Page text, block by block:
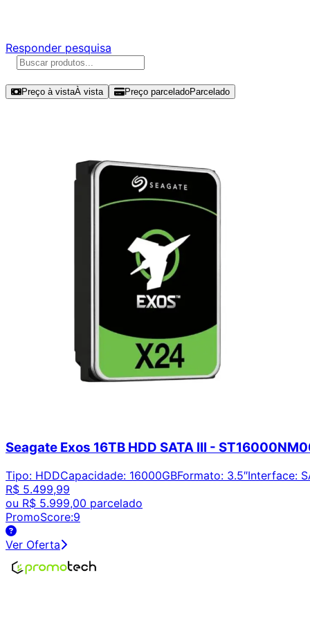
Responder pesquisa
Preço à vistaÀ vista Preço parceladoParcelado
Seagate Exos 16TB HDD SATA III -
Tipo: HDDCapacidade: 16000GBFormato: 3.5″Interface:
R$ 5.499,99
ou R$ 5.999,00 parcelado
PromoScore:9
Ver Oferta